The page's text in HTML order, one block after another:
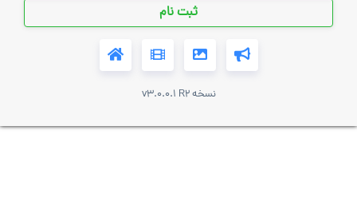
ثبت نام
نسخه v3.0.0.1 R2